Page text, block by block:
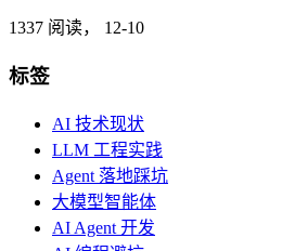
1337 阅读， 12-10
标签
AI 技术现状
LLM 工程实践
Agent 落地踩坑
大模型智能体
AI Agent 开发